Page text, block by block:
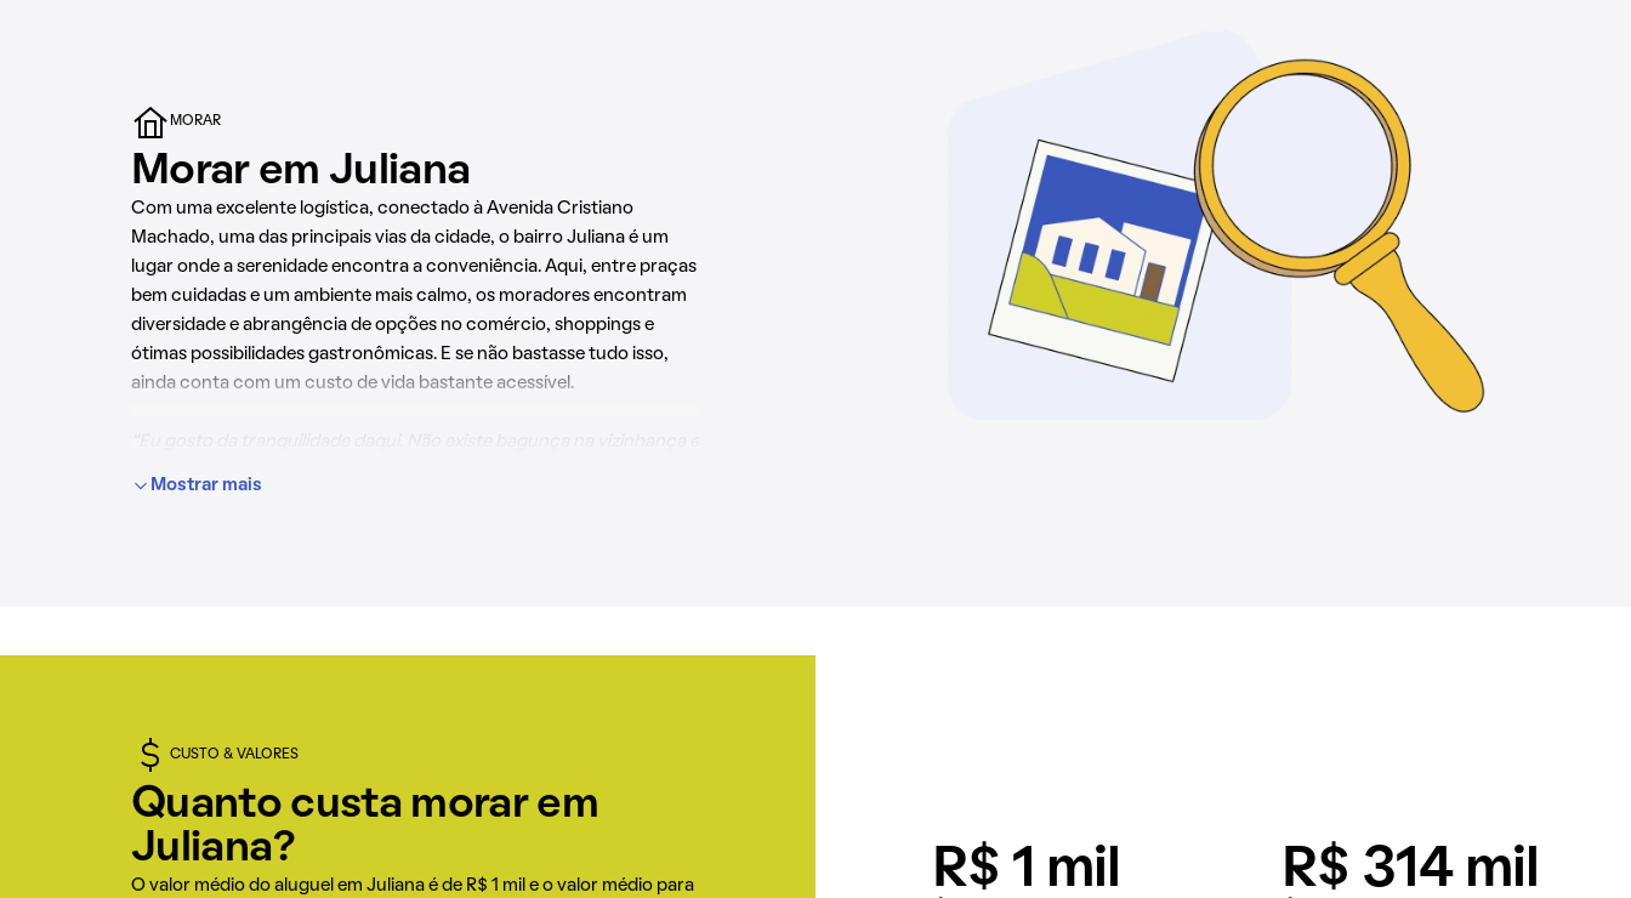
MORAR
Morar em Juliana
Com uma excelente logística, conectado à Avenida Cristiano
Machado, uma das principais vias da cidade, o bairro Juliana é um
lugar onde a serenidade encontra a conveniência. Aqui, entre praças
bem cuidadas e um ambiente mais calmo, os moradores encontram
diversidade e abrangência de opções no comércio, shoppings e
ótimas possibilidades gastronômicas. E se não bastasse tudo isso,
ainda conta com um custo de vida bastante acessível.
Mostrar mais
CUSTO & VALORES
Quanto custa morar em
Juliana?
O valor médio do aluguel em Juliana é de R$ 1 mil e o valor médio para
R$ 1 mil R$ 314 mil